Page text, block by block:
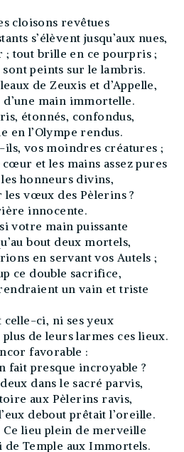
cloisons revêtues
s’élèvent jusqu’aux nues,
; tout brille en ce pourpris ;
sont peints sur le lambris.
de Zeuxis et d’Appelle,
main immortelle.
étonnés, confondus,
en l’Olympe rendus.
vos moindres créatures ;
et les mains assez pures
honneurs divins,
vœux des Pèlerins ?
innocente.
votre main puissante
bout deux mortels,
en servant vos Autels ;
ce double sacrifice,
un vain et triste
celle-ci, ni ses yeux
de leurs larmes ces lieux.
favorable :
fait presque incroyable ?
dans le sacré parvis,
aux Pèlerins ravis,
debout prêtait l’oreille.
lieu plein de merveille
de Temple aux Immortels.